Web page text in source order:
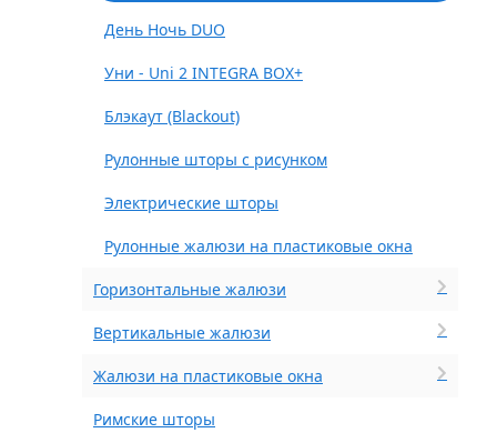
День Ночь DUO
Уни - Uni 2 INTEGRA BOX+
Блэкаут (Blackout)
Рулонные шторы с рисунком
Электрические шторы
Рулонные жалюзи на пластиковые окна
Горизонтальные жалюзи
Вертикальные жалюзи
Жалюзи на пластиковые окна
Римские шторы